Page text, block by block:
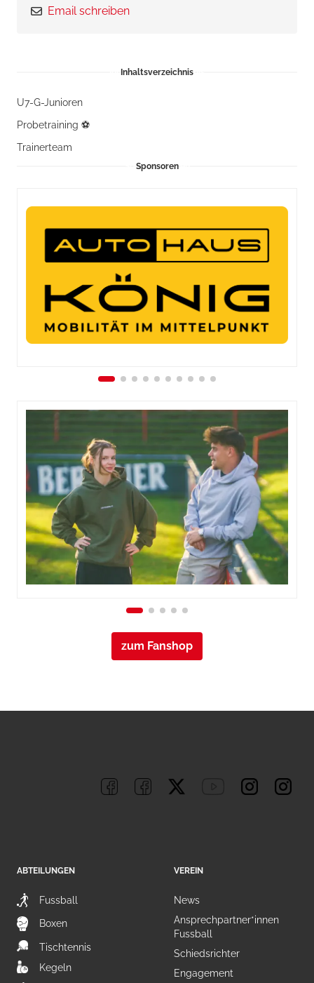
Email schreiben
Inhaltsverzeichnis
U7-G-Junioren
Probetraining ⚽
Trainerteam
Sponsoren
zum Fanshop
ABTEILUNGEN
Fussball
Boxen
Tischtennis
Kegeln
VEREIN
News
Ansprechpartner*innen
Fussball
Schiedsrichter
Engagement